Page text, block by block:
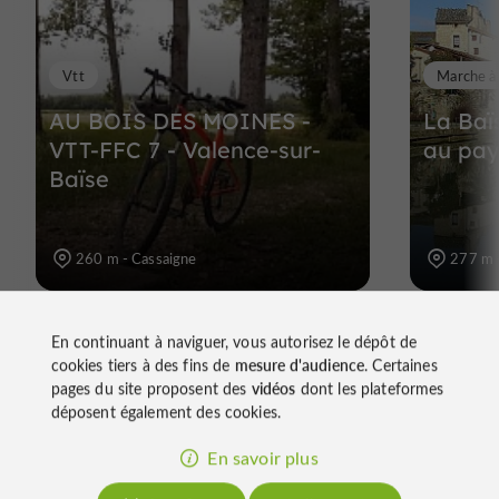
AU BOIS DES MOINES -
VTT-FFC 7 - Valence-sur-
Baïse
Vtt
260 m - Cassaigne
La
au
Marche
277 m
En continuant à naviguer, vous autorisez le dépôt de
cookies tiers à des fins de mesure d'audience. Certaines
pages du site proposent des vidéos dont les plateformes
déposent également des cookies.
En savoir plus